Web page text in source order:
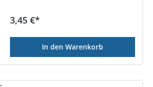
Regulärer Preis:
3,45 €*
In den Warenkorb